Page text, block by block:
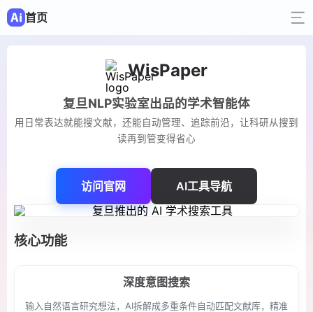
首页
WisPaper
复旦NLP实验室出品的学术智能体
用日常表达就能搜文献，还能自动管理、追踪前沿，让科研从搜到
读再到管变得省心
访问官网 AI工具导航
核心功能
深度意图搜索
输入自然语言研究想法，AI拆解成多重条件自动匹配文献库，精准